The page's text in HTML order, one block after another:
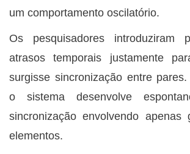
um comportamento oscilatório.
Os pesquisadores introduziram
atrasos temporais justamente
surgisse sincronização entre
o sistema desenvolve
sincronização envolvendo apenas
elementos.